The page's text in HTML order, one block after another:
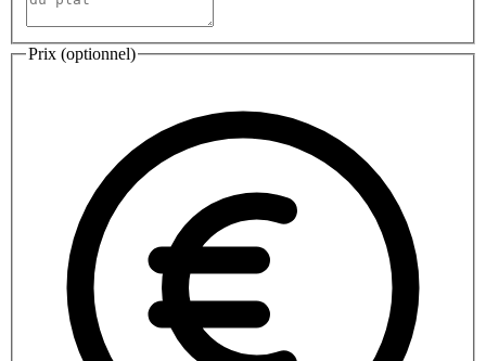
Prix (optionnel)